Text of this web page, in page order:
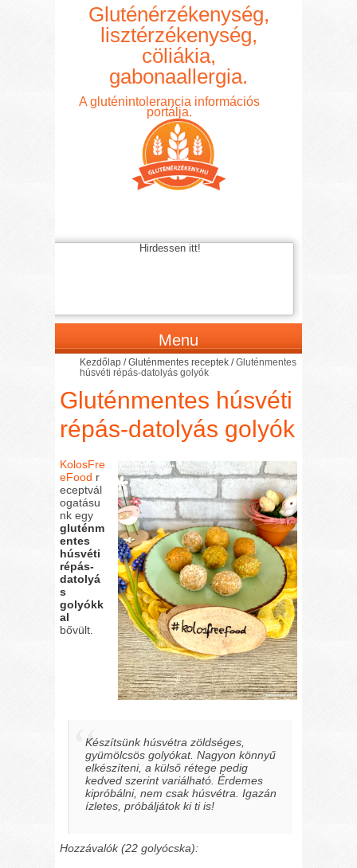
Gluténérzékenység,
lisztérzékenység,
cöliákia,
gabonaallergia.
A gluténintolerancia információs
portálja.
Hirdessen itt!
Menu
Kezdőlap /Gluténmentes receptek /Gluténmentes
húsvéti répás-datolyás golyók
Gluténmentes húsvéti
répás-datolyás golyók
KolosFre
eFood r
eceptvál
ogatásu
nk egy
gluténm
entes
húsvéti
répás-
datolyá
s
golyókk
al
bővült.
Készítsünk húsvétra zöldséges,
gyümölcsös golyókat. Nagyon könnyű
elkészíteni, a külső rétege pedig
kedved szerint variálható. Érdemes
kipróbálni, nem csak húsvétra. Igazán
ízletes, próbáljátok ki ti is!
Hozzávalók (22 golyócska):